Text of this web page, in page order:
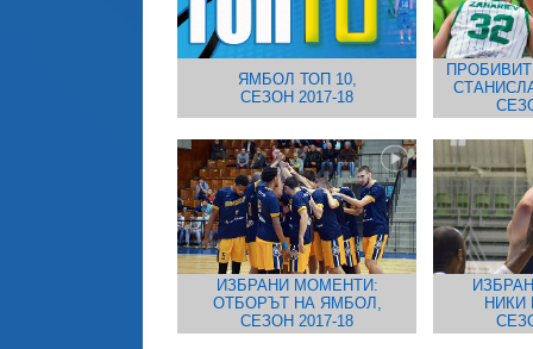
ЯМБОЛ ТОП 10,
СЕЗОН 2017-18
ИЗБРАНИ МОМЕНТИ:
ОТБОРЪТ НА ЯМБОЛ,
СЕЗОН 2017-18
НИКИ